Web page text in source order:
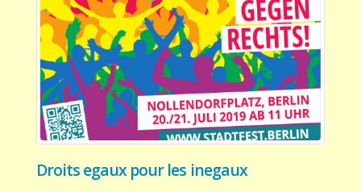
Droits egaux pour les inegaux